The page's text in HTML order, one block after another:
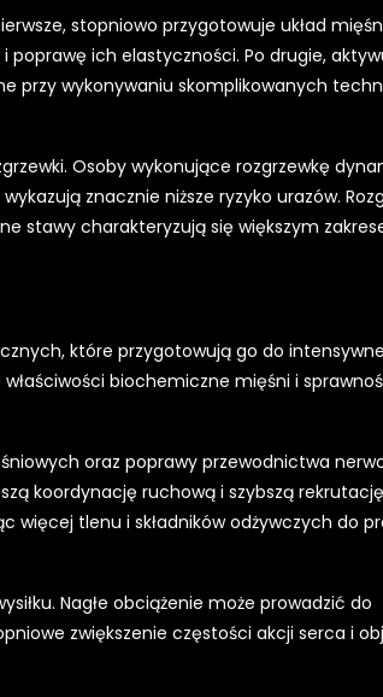
stopniowo przygotowuje układ
ich elastyczności. Po drugie,
przy wykonywaniu skomplikowanych
Osoby wykonujące rozgrzewkę
znacznie niższe ryzyko urazów.
stawy charakteryzują się większym
które przygotowują go do
biochemiczne mięśni i
oraz poprawy przewodnictwa
koordynację ruchową i szybszą
więcej tlenu i składników odżywczych do
Nagłe obciążenie może prowadzić do
zwiększenie częstości akcji serca i